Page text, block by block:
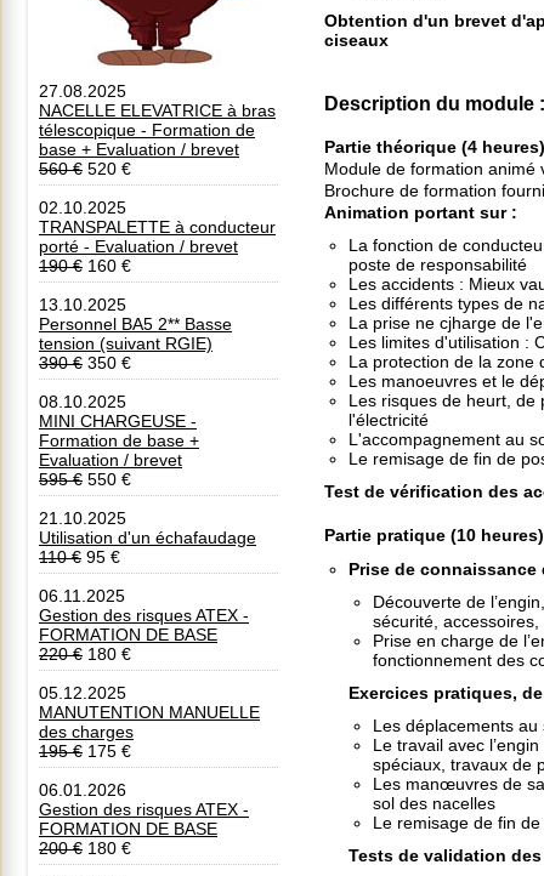
27.08.2025
NACELLE ELEVATRICE à bras
télescopique - Formation de
base + Evaluation / brevet
560 € 520 €
02.10.2025
TRANSPALETTE à conducteur
porté - Evaluation / brevet
190 € 160 €
13.10.2025
Personnel BA5 2** Basse
tension (suivant RGIE)
390 € 350 €
08.10.2025
MINI CHARGEUSE -
Formation de base +
Evaluation / brevet
595 € 550 €
21.10.2025
Utilisation d'un échafaudage
110 € 95 €
06.11.2025
Gestion des risques ATEX -
FORMATION DE BASE
220 € 180 €
05.12.2025
MANUTENTION MANUELLE
des charges
195 € 175 €
06.01.2026
Gestion des risques ATEX -
FORMATION DE BASE
200 € 180 €
Obtention d'un brevet
ciseaux
Description du module :
Partie théorique (4 heures)
Module de formation animé
Brochure de formation
Animation portant sur :
La fonction de
poste de responsabilité
Les accidents : Mieux
Les différents types de
La prise ne cjharge de
Les limites d'utilisation :
La protection de la zone
Les manoeuvres et le
Les risques de heurt, de
l'électricité
L'accompagnement au
Le remisage de fin de
Test de vérification des
Partie pratique (10 heures)
Prise de
Découverte de
sécurité,
Prise en charge de
fonctionnement des
Exercices pratiques,
Les déplacements au
Le travail avec
spéciaux, travaux de
Les manœuvres de
sol des nacelles
Le remisage de fin
Tests de validation